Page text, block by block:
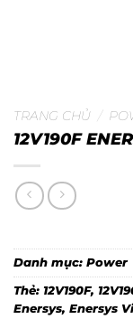
TRANG CHỦ /
12V190F
Danh mục: Power
Thẻ: 12V190F,
Enersys, Enersys